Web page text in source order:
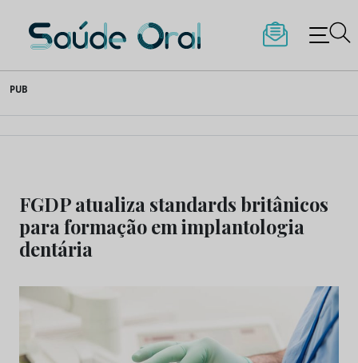
to
content
Saúde Oral
PUB
FGDP atualiza standards britânicos
para formação em implantologia
dentária